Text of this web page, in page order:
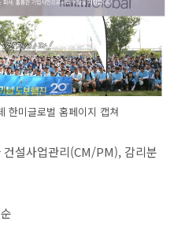
한미글로벌 홈페이지 캡쳐
설사업관리(CM/PM), 감리분